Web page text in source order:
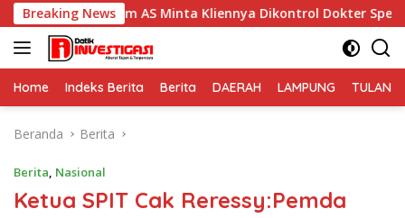
Langsung
ke
konten
Breaking News
AS Minta Kliennya Dikontrol Dokter Spesialis Kejiwaan
Home Indeks Berita Berita DAERAH LAMPUNG TULANG
Beranda Berita
Berita, Nasional
Ketua SPIT Cak Reressy:Pemda